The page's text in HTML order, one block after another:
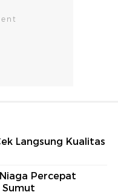
Langsung Kualitas
Percepat
Sumut